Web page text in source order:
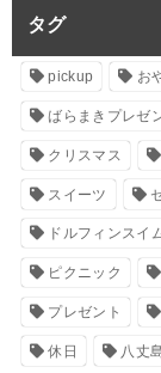
タグ
pickup お
ばらまきプレゼ
クリスマス
スイーツ
ドルフィンスイ
ピクニック
プレゼント
休日 八丈